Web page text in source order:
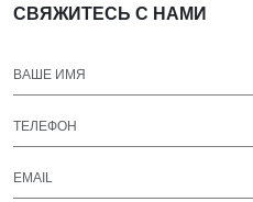
СВЯЖИТЕСЬ С НАМИ